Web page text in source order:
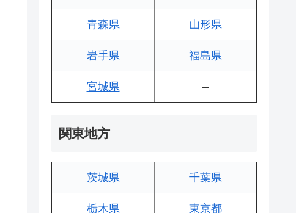
青森県 山形県
岩手県 福島県
宮城県 –
関東地方
茨城県 千葉県
栃木県 東京都